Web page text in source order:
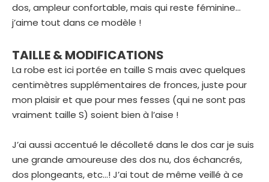
dos, ampleur confortable, mais qui reste féminine…
j’aime tout dans ce modèle !
TAILLE & MODIFICATIONS
La robe est ici portée en taille S mais avec quelques
centimètres supplémentaires de fronces, juste pour
mon plaisir et que pour mes fesses (qui ne sont pas
vraiment taille S) soient bien à l’aise !
J’ai aussi accentué le décolleté dans le dos car je suis
une grande amoureuse des dos nu, dos échancrés,
dos plongeants, etc…! J’ai tout de même veillé à ce